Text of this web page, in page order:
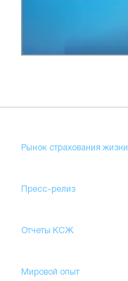
Рынок страхования жизни
Пресс-релиз
Отчеты КСЖ
Мировой опыт